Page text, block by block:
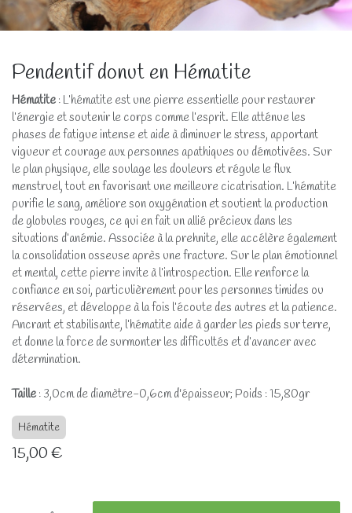
Pendentif donut en Hématite
Hématite : L’hématite est une pierre essentielle pour restaurer
l’énergie et soutenir le corps comme l’esprit. Elle atténue les
phases de fatigue intense et aide à diminuer le stress, apportant
vigueur et courage aux personnes apathiques ou démotivées. Sur
le plan physique, elle soulage les douleurs et régule le flux
menstruel, tout en favorisant une meilleure cicatrisation. L’hématite
purifie le sang, améliore son oxygénation et soutient la production
de globules rouges, ce qui en fait un allié précieux dans les
situations d’anémie. Associée à la prehnite, elle accélère également
la consolidation osseuse après une fracture. Sur le plan émotionnel
et mental, cette pierre invite à l’introspection. Elle renforce la
confiance en soi, particulièrement pour les personnes timides ou
réservées, et développe à la fois l’écoute des autres et la patience.
Ancrant et stabilisante, l’hématite aide à garder les pieds sur terre,
et donne la force de surmonter les difficultés et d’avancer avec
détermination.
Taille : 3,0cm de diamètre-0,6cm d'épaisseur; Poids : 15,80gr
Hématite
15,00€